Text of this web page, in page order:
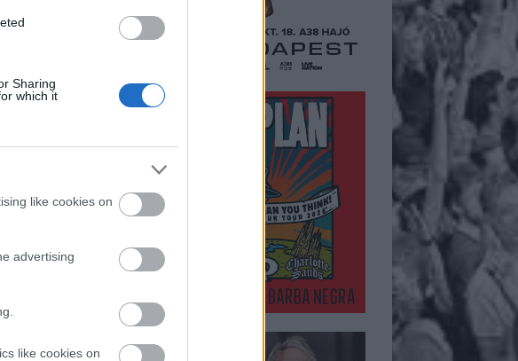
Sharing
which it
like cookies on
advertising
like cookies on